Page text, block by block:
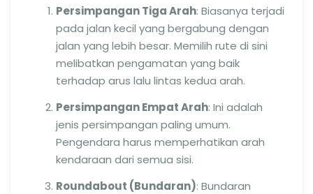
Persimpangan Tiga Arah: Biasanya terjadi
pada jalan kecil yang bergabung dengan
jalan yang lebih besar. Memilih rute di sini
melibatkan pengamatan yang baik
terhadap arus lalu lintas kedua arah.
Persimpangan Empat Arah: Ini adalah
jenis persimpangan paling umum.
Pengendara harus memperhatikan arah
kendaraan dari semua sisi.
Roundabout (Bundaran): Bundaran